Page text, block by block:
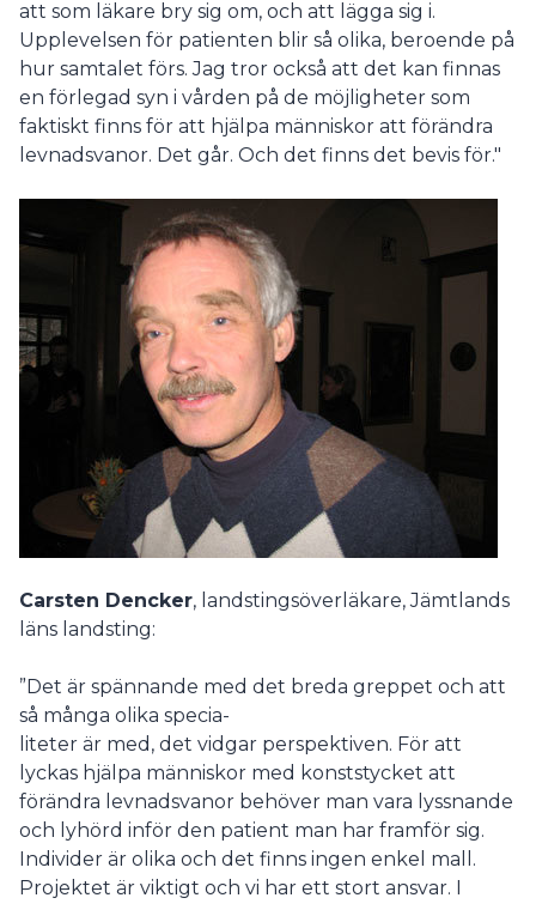
att som läkare bry sig om, och att lägga sig i.
Upplevelsen för patienten blir så olika, beroende på
hur samtalet förs. Jag tror också att det kan finnas
en förlegad syn i vården på de möjligheter som
faktiskt finns för att hjälpa människor att förändra
levnadsvanor. Det går. Och det finns det bevis för."
Carsten Dencker, landstingsöverläkare, Jämtlands
läns landsting:
”Det är spännande med det breda greppet och att
så många olika specia-
liteter är med, det vidgar perspektiven. För att
lyckas hjälpa människor med konststycket att
förändra levnadsvanor behöver man vara lyssnande
och lyhörd inför den patient man har framför sig.
Individer är olika och det finns ingen enkel mall.
Projektet är viktigt och vi har ett stort ansvar. I